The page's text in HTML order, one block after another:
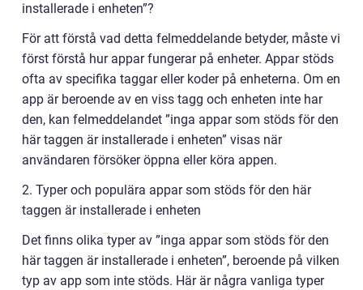
installerade i enheten”?
För att förstå vad detta felmeddelande betyder, måste vi
först förstå hur appar fungerar på enheter. Appar stöds
ofta av specifika taggar eller koder på enheterna. Om en
app är beroende av en viss tagg och enheten inte har
den, kan felmeddelandet ”inga appar som stöds för den
här taggen är installerade i enheten” visas när
användaren försöker öppna eller köra appen.
2. Typer och populära appar som stöds för den här
taggen är installerade i enheten
Det finns olika typer av ”inga appar som stöds för den
här taggen är installerade i enheten”, beroende på vilken
typ av app som inte stöds. Här är några vanliga typer